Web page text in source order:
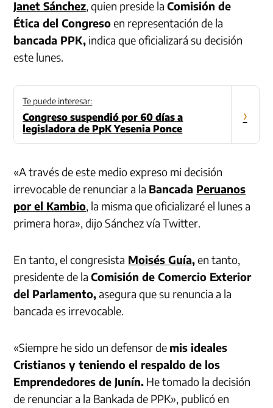
Janet Sánchez, quien preside laComisión de
Ética del Congresoen representación de la
bancada PPK, indica que oficializará su decisión
este lunes.
Te puede interesar:
Congreso suspendió por 60 días a
legisladora de PpK Yesenia Ponce
›
«A través de este medio expreso mi decisión
irrevocable de renunciar a la Bancada Peruanos
por el Kambio, la misma que oficializaré el lunes a
primera hora», dijo Sánchez vía Twitter.
En tanto, el congresista Moisés Guía,en tanto,
presidente de laComisión de Comercio Exterior
del Parlamento,asegura que su renuncia a la
bancada es irrevocable.
«Siempre he sido un defensor de mis ideales
Cristianos y teniendo el respaldo de los
Emprendedores de Junín. He tomado la decisión
de renunciar a la Bankada de PPK», publicó en